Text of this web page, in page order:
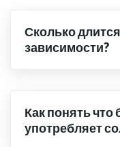
Сколько
зависимости?
Как понять что
употребляет